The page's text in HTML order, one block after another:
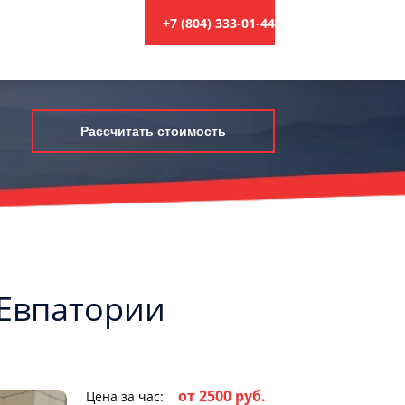
+7 (804) 333-01-44
Рассчитать стоимость
Цена за час: от 2500 руб.